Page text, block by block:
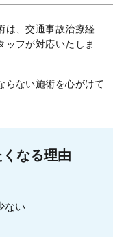
は、交通事故治療経
ッフが対応いたしま
らない施術を心がけて
なる理由
ない